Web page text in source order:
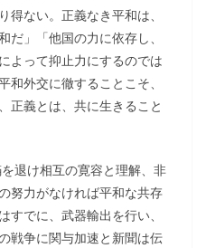
得ない。正義なき平和は、
」「他国の力に依存し、
よって抑止力にするのでは
和外交に徹することこそ、
正義とは、共に生きること
退け相互の寛容と理解、非
努力がなければ平和な共存
すでに、武器輸出を行い、
戦争に関与加速と新聞は伝